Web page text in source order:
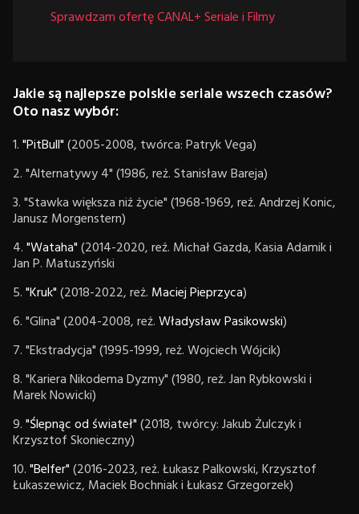
Sprawdzam ofertę CANAL+ Seriale i Filmy
Jakie są najlepsze polskie seriale wszech czasów?
Oto nasz wybór:
1."PitBull"(2005-2008, twórca: Patryk Vega)
2. "Alternatywy 4" (1986, reż. Stanisław Bareja)
3. "Stawka większa niż życie" (1968-1969, reż. Andrzej Konic,
Janusz Morgenstern)
4."Wataha"(2014-2020, reż. Michał Gazda, Kasia Adamik i
Jan P. Matuszyński
5."Kruk"(2018-2022, reż. Maciej Pieprzyca)
6. "Glina" (2004-2008, reż.Władysław Pasikowski)
7. "Ekstradycja" (1995-1999, reż. Wojciech Wójcik)
8. "Kariera Nikodema Dyzmy" (1980, reż. Jan Rybkowski i
Marek Nowicki)
9."Ślepnąc od świateł"(2018, twórcy: Jakub Żulczyk i
Krzysztof Skonieczny)
10."Belfer"(2016-2023, reż. Łukasz Palkowski, Krzysztof
Łukaszewicz, Maciek Bochniak i Łukasz Grzegorzek)